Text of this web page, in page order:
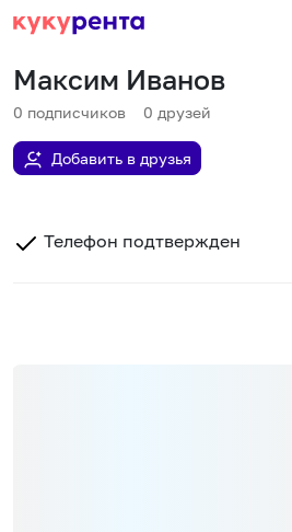
Максим Иванов
0 подписчиков 0 друзей
Добавить в друзья
Телефон подтвержден